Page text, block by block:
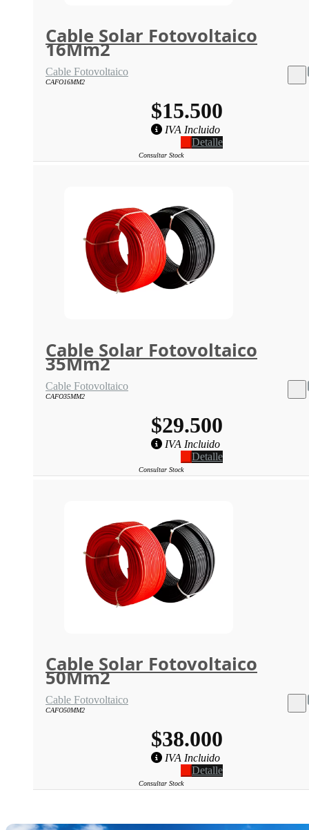
Cable Solar Fotovoltaico
16Mm2
Cable Fotovoltaico
CAFO16MM2
$15.500
IVA Incluido
Detalle
Consultar Stock
Cable Solar Fotovoltaico
35Mm2
Cable Fotovoltaico
CAFO35MM2
$29.500
IVA Incluido
Detalle
Consultar Stock
Cable Solar Fotovoltaico
50Mm2
Cable Fotovoltaico
CAFO50MM2
$38.000
IVA Incluido
Detalle
Consultar Stock